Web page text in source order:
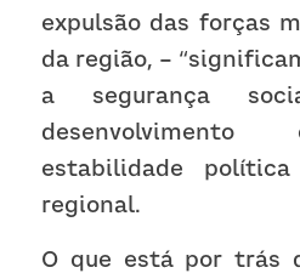
expulsão das forças
da região, –
a segurança
estabilidade
regional.
O que está por trás